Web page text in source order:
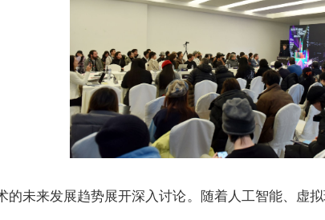
的未来发展趋势展开深入讨论。随着人工智能、虚